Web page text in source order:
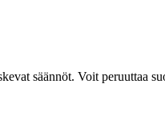
säännöt. Voit peruuttaa